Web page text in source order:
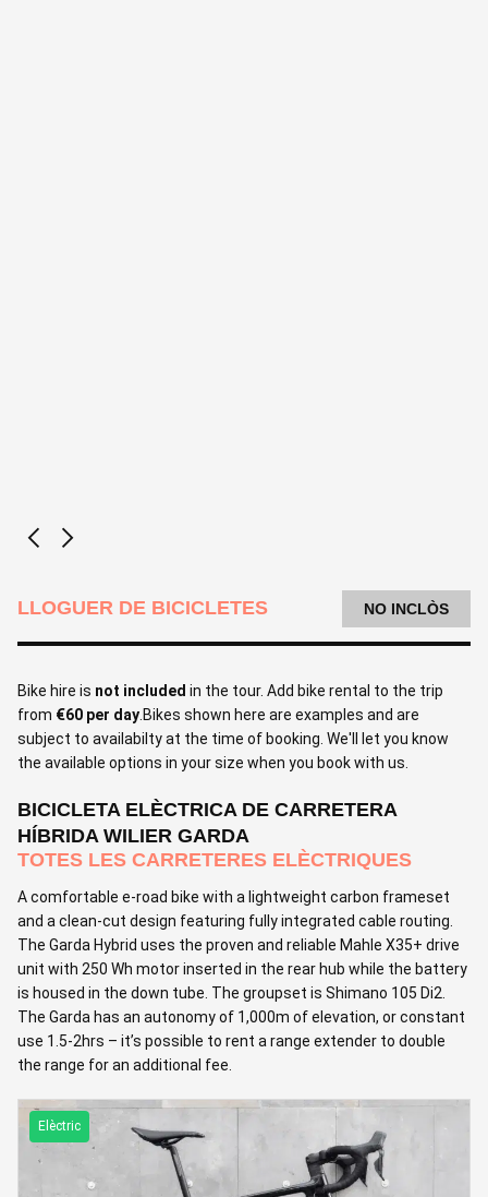
LLOGUER DE BICICLETES NO INCLÒS
Bike hire is not included in the tour. Add bike rental to the trip
from €60 per day .Bikes shown here are examples and are
subject to availabilty at the time of booking. We'll let you know
the available options in your size when you book with us.
BICICLETA ELÈCTRICA DE CARRETERA
HÍBRIDA WILIER GARDA
TOTES LES CARRETERES ELÈCTRIQUES
A comfortable e-road bike with a lightweight carbon frameset
and a clean-cut design featuring fully integrated cable routing.
The Garda Hybrid uses the proven and reliable Mahle X35+ drive
unit with 250 Wh motor inserted in the rear hub while the battery
is housed in the down tube. The groupset is Shimano 105 Di2.
The Garda has an autonomy of 1,000m of elevation, or constant
use 1.5-2hrs – it’s possible to rent a range extender to double
the range for an additional fee.
Elèctric